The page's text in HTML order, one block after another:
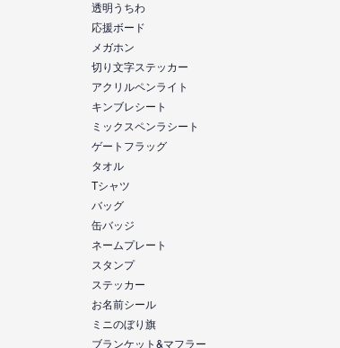
透明うちわ
応援ボード
メガホン
切り文字ステッカー
アクリルペンライト
キンブレシート
ミックスペンラシート
ゲートフラッグ
タオル
Tシャツ
バッグ
缶バッジ
ネームプレート
スタンプ
ステッカー
お名前シール
ミニのぼり旗
ブランケット&マフラー